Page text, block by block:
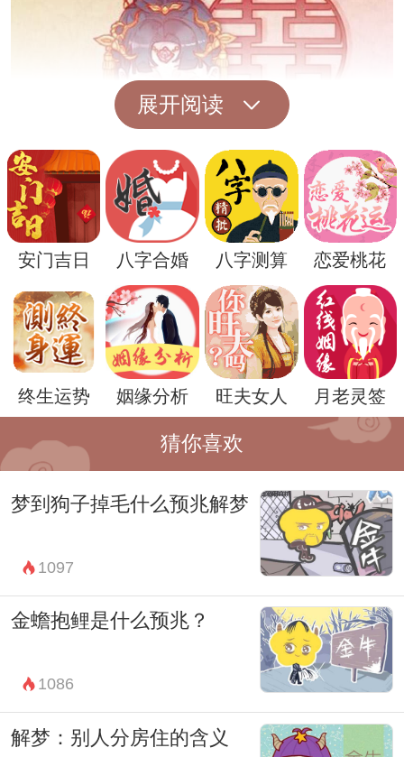
无论梦到道馆的意义是什么，解梦并不是一
件简单的事情。因为梦境是人类内心世界的
投影，每个人的经历和情感都不同，因此所
做的梦也会随之变化。要理解梦境的含义，
需要结合自己的实际情况和内心状态来进行
分析。
其实，梦到道馆只是梦境世界中的一个微不
足道的片段，而重要的是能够通过梦境来认
识自己、调整自己的心态和情感状态。无论
梦境的意义是什么，重要的是能够从中汲取
力量和启示，让自己更好地面对现实生活。
总而言之，梦到道馆只是梦境中的一部分，
它可能代表着对神秘世界的探索，对内心的
解释和理解，或者对自己进步和提升的渴
望。重要的是，我们应该用心去体会梦境中
展开阅读
安门吉日 八字合婚 八字测算 恋爱桃花
终生运势 姻缘分析 旺夫女人 月老灵签
猜你喜欢
梦到狗子掉毛什么预兆解梦
1097
金蟾抱鲤是什么预兆？
1086
解梦：别人分房住的含义